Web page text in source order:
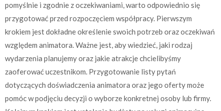
pomyślnie i zgodnie z oczekiwaniami, warto odpowiednio się
przygotować przed rozpoczęciem współpracy. Pierwszym
krokiem jest dokładne określenie swoich potrzeb oraz oczekiwań
względem animatora. Ważne jest, aby wiedzieć, jaki rodzaj
wydarzenia planujemy oraz jakie atrakcje chcielibyśmy
zaoferować uczestnikom. Przygotowanie listy pytań
dotyczących doświadczenia animatora oraz jego oferty może
pomóc w podjęciu decyzji o wyborze konkretnej osoby lub firmy.